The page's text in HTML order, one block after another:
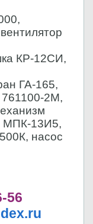
КР-12СИ,
ГА-165,
761100-2М,
МПК-13И5,
насос
56